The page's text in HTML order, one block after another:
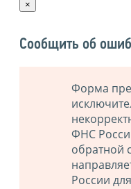
×
Сообщить об
Форма
ФНС
обратной
России